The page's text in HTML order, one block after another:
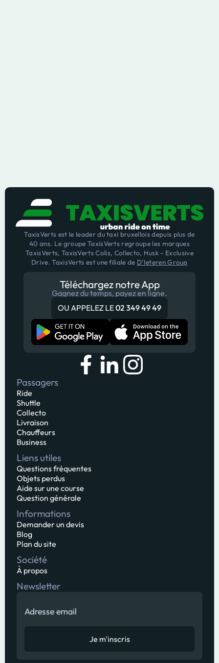
TaxisVerts est le leader du taxi bruxellois depuis plus de
40 ans. Le groupe TaxisVerts regroupe les marques
TaxisVerts, TaxisVerts Colis, Collecto, Husk - Exclusive
Drive. TaxisVerts est une filiale de D’Ieteren Group
Téléchargez notre App
Gagnez du temps, payez en ligne.
OU APPELEZ LE02 349 49 49
Passagers
Ride
Shuttle
Collecto
Livraison
Chauffeurs
Business
Liens utiles
Questions fréquentes
Objets perdus
Aide sur une course
Question générale
Informations
Demander un devis
Blog
Plan du site
Société
À propos
Newsletter